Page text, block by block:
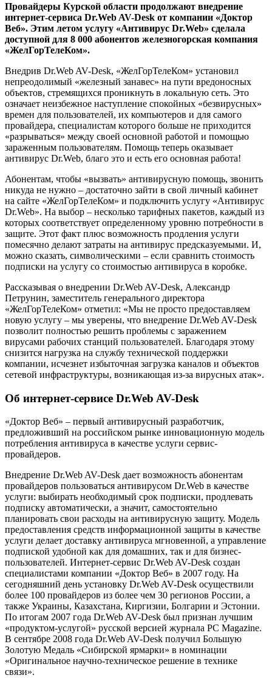
Провайдеры Курской области продолжают внедрение
интернет-сервиса Dr.Web AV-Desk от компании «Доктор
Веб». Этим летом услугу «Антивирус Dr.Web» сделала
доступной для 8 000 абонентов железногорская компания
«ЖелГорТелеКом».
Внедрив Dr.Web AV-Desk, «ЖелГорТелеКом» установил
непреодолимый «железный занавес» на пути вредоносных
объектов, стремящихся проникнуть в локальную сеть. Это
означает неизбежное наступление спокойных «безвирусных»
времен для пользователей, их компьютеров и для самого
провайдера, специалистам которого больше не приходится
«разрываться» между своей основной работой и помощью
зараженным пользователям. Помощь теперь оказывает
антивирус Dr.Web, благо это и есть его основная работа!
Абонентам, чтобы «вызвать» антивирусную помощь, звонить
никуда не нужно – достаточно зайти в свой личный кабинет
на сайте «ЖелГорТелеКом» и подключить услугу «Антивирус
Dr.Web». На выбор – несколько тарифных пакетов, каждый из
которых соответствует определенному уровню потребности в
защите. Этот факт плюс возможность продления услуги
помесячно делают затраты на антивирус предсказуемыми. И,
можно сказать, символическими – если сравнить стоимость
подписки на услугу со стоимостью антивируса в коробке.
Рассказывая о внедрении Dr.Web AV-Desk, Александр
Петрунин, заместитель генерального директора
«ЖелГорТелеКом» отметил: «Мы не просто предоставляем
новую услугу – мы уверены, что внедрение Dr.Web AV-Desk
позволит полностью решить проблемы с заражением
вирусами рабочих станций пользователей. Благодаря этому
снизится нагрузка на службу технической поддержки
компании, исчезнет избыточная загрузка каналов и объектов
сетевой инфраструктуры, возникающая из-за вирусных атак».
Об интернет-сервисе Dr.Web AV-Desk
«Доктор Веб» – первый антивирусный разработчик,
предложивший на российском рынке инновационную модель
потребления антивируса в качестве услуги сервис-
провайдеров.
Внедрение Dr.Web AV-Desk дает возможность абонентам
провайдеров пользоваться антивирусом Dr.Web в качестве
услуги: выбирать необходимый срок подписки, продлевать
подписку автоматически, а значит, самостоятельно
планировать свои расходы на антивирусную защиту. Модель
предоставления средств информационной защиты в качестве
услуги делает доставку антивируса мгновенной, а управление
подпиской удобной как для домашних, так и для бизнес-
пользователей. Интернет-сервис Dr.Web AV-Desk создан
специалистами компании «Доктор Веб» в 2007 году. На
сегодняшний день установку Dr.Web AV-Desk осуществили
более 100 провайдеров из более чем 30 регионов России, а
также Украины, Казахстана, Киргизии, Болгарии и Эстонии.
По итогам 2007 года Dr.Web AV-Desk был признан лучшим
«продуктом-услугой» русской версией журнала PC Magazine.
В сентябре 2008 года Dr.Web AV-Desk получил Большую
Золотую Медаль «Сибирской ярмарки» в номинации
«Оригинальное научно-техническое решение в технике
связи».